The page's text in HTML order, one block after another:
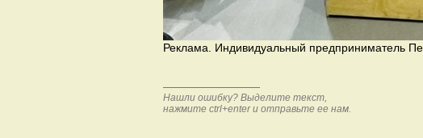
Реклама. Индивидуальный предприниматель
Нашли ошибку? Выделите текст,
нажмите ctrl+enter и отправьте ее нам.